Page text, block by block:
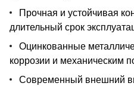
Прочная и устойчивая
длительный срок
Оцинкованные
коррозии и механическим
Современный внешний